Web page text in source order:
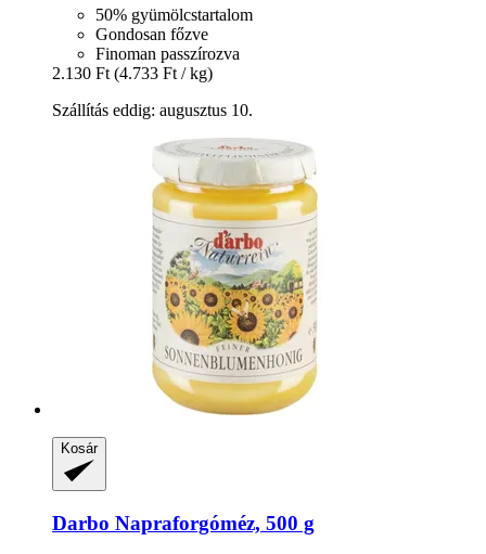
50% gyümölcstartalom
Gondosan főzve
Finoman passzírozva
2.130 Ft (4.733 Ft / kg)
Szállítás eddig: augusztus 10.
Kosár
Darbo Napraforgóméz, 500 g